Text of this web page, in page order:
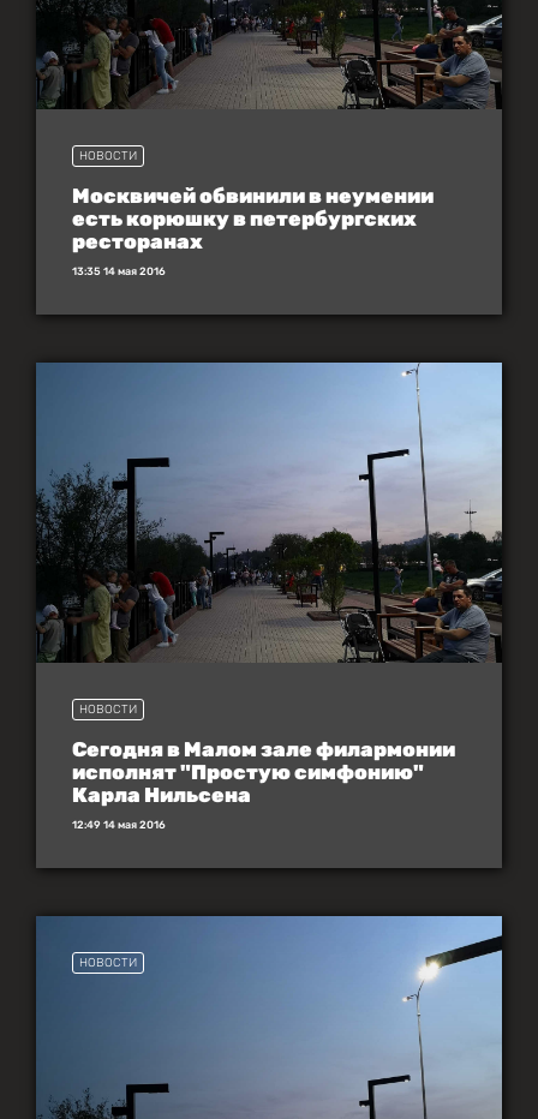
НОВОСТИ
Москвичей обвинили в неумении
есть корюшку в петербургских
ресторанах
13:35 14 мая 2016
НОВОСТИ
Сегодня в Малом зале филармонии
исполнят "Простую симфонию"
Карла Нильсена
12:49 14 мая 2016
НОВОСТИ